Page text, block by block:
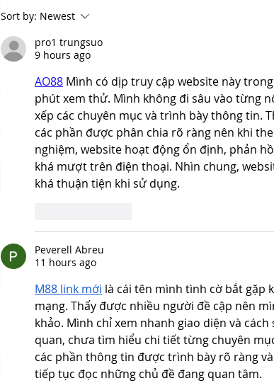
Escape Room Experience for
Two to Six People in London
Sort by: Newest
pro1 trungsuo
9 hours ago
AO88 Mình có dịp truy cập website này
phút xem thử. Mình không đi sâu vào từng
xếp các chuyên mục và trình bày thông tin.
các phần được phân chia rõ ràng nên khi
nghiệm, website hoạt động ổn định, phản
khá mượt trên điện thoại. Nhìn chung,
khá thuận tiện khi sử dụng.
Peverell Abreu
11 hours ago
M88 link mới là cái tên mình tình cờ bắt gặp
mạng. Thấy được nhiều người đề cập nên
khảo. Mình chỉ xem nhanh giao diện và
quan, chưa tìm hiểu chi tiết từng chuyên
các phần thông tin được trình bày rõ ràng
tiếp tục đọc những chủ đề đang quan tâm.